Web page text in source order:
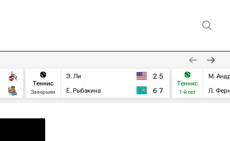
Теннис
Завершен
Э. Ли
Е. Рыбакина
2 5
6 7
Теннис
1-й сет
М.
Л.